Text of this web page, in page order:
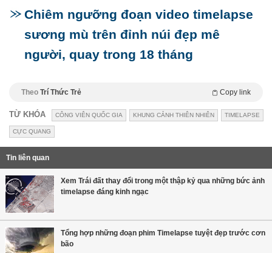
Chiêm ngưỡng đoạn video timelapse
sương mù trên đỉnh núi đẹp mê
người, quay trong 18 tháng
Theo Trí Thức Trẻ Copy link
TỪ KHÓA CÔNG VIÊN QUỐC GIA KHUNG CẢNH THIÊN NHIÊN TIMELAPSE
CỰC QUANG
Tin liên quan
Xem Trái đất thay đổi trong một thập kỷ qua những bức ảnh
timelapse đáng kinh ngạc
Tổng hợp những đoạn phim Timelapse tuyệt đẹp trước cơn
bão